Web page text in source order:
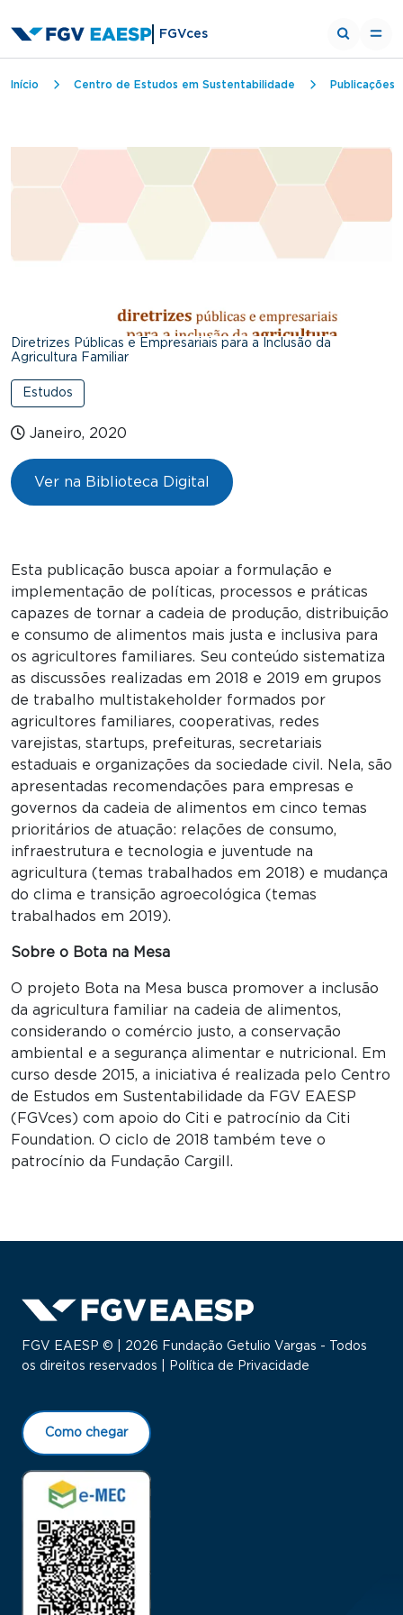
FGVces
Trilha de navegação
Início Centro de Estudos em Sustentabilidade Publicações
Diretrizes Públicas e Empresariais para a Inclusão da
Agricultura Familiar
Estudos
Janeiro, 2020
Ver na Biblioteca Digital
Esta publicação busca apoiar a formulação e
implementação de políticas, processos e práticas
capazes de tornar a cadeia de produção, distribuição
e consumo de alimentos mais justa e inclusiva para
os agricultores familiares. Seu conteúdo sistematiza
as discussões realizadas em 2018 e 2019 em grupos
de trabalho multistakeholder formados por
agricultores familiares, cooperativas, redes
varejistas, startups, prefeituras, secretariais
estaduais e organizações da sociedade civil. Nela, são
apresentadas recomendações para empresas e
governos da cadeia de alimentos em cinco temas
prioritários de atuação: relações de consumo,
infraestrutura e tecnologia e juventude na
agricultura (temas trabalhados em 2018) e mudança
do clima e transição agroecológica (temas
trabalhados em 2019).
Sobre o Bota na Mesa
O projeto Bota na Mesa busca promover a inclusão
da agricultura familiar na cadeia de alimentos,
considerando o comércio justo, a conservação
ambiental e a segurança alimentar e nutricional. Em
curso desde 2015, a iniciativa é realizada pelo Centro
de Estudos em Sustentabilidade da FGV EAESP
(FGVces) com apoio do Citi e patrocínio da Citi
Foundation. O ciclo de 2018 também teve o
patrocínio da Fundação Cargill.
FGV EAESP © | 2026 Fundação Getulio Vargas - Todos
os direitos reservados |
Política de Privacidade
Como chegar